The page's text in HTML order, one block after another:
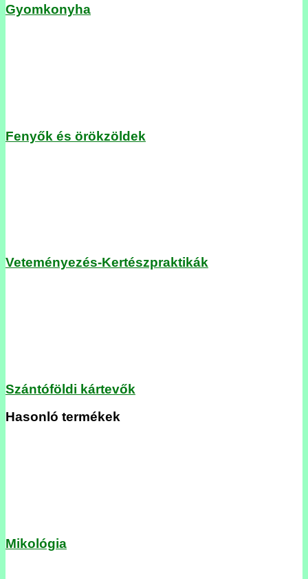
Gyomkonyha
Fenyők és örökzöldek
Veteményezés-Kertészpraktikák
Szántóföldi kártevők
Hasonló termékek
Mikológia